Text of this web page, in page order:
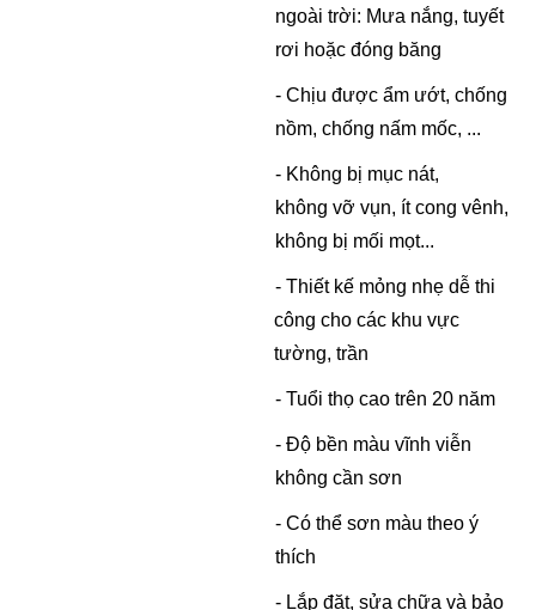
ngoài trời: Mưa nắng, tuyết
rơi hoặc đóng băng
- Chịu được ẩm ướt, chống
nồm, chống nấm mốc, ...
- Không bị mục nát,
không vỡ vụn, ít cong vênh,
không bị mối mọt...
- Thiết kế mỏng nhẹ dễ thi
công cho các khu vực
tường, trần
- Tuổi thọ cao trên 20 năm
- Độ bền màu vĩnh viễn
không cần sơn
- Có thể sơn màu theo ý
thích
- Lắp đặt, sửa chữa và bảo